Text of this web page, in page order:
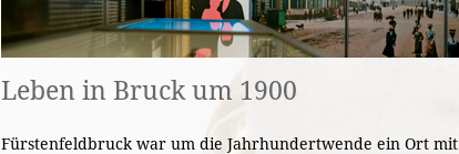
Leben in Bruck um 1900
Fürstenfeldbruck war um die Jahrhundertwende ein Ort mit